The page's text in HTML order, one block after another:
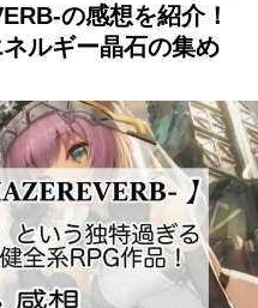
の感想を紹介！
ルギー晶石の集め